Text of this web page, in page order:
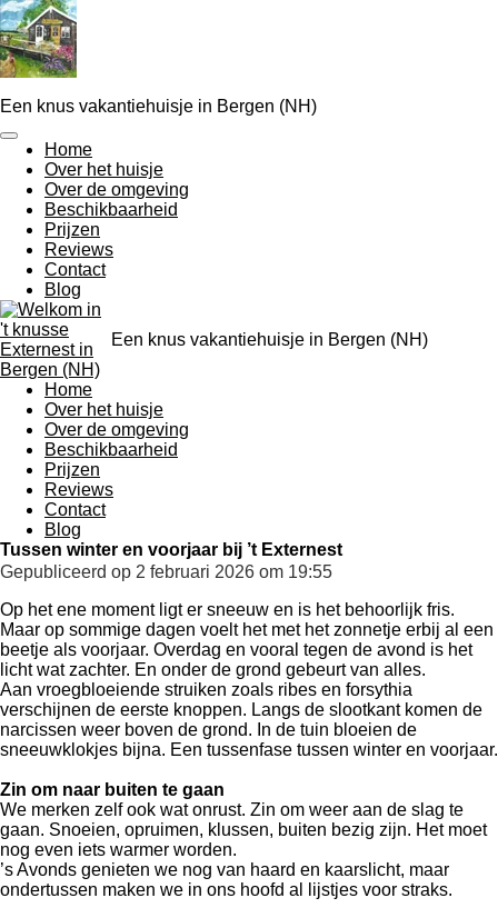
Ga
direct
naar
de
hoofdinhoud
Een knus vakantiehuisje in Bergen (NH)
Home
Over het huisje
Over de omgeving
Beschikbaarheid
Prijzen
Reviews
Contact
Blog
Een knus vakantiehuisje in Bergen (NH)
Home
Over het huisje
Over de omgeving
Beschikbaarheid
Prijzen
Reviews
Contact
Blog
Tussen winter en voorjaar bij ’t Externest
Gepubliceerd op 2 februari 2026 om 19:55
Op het ene moment ligt er sneeuw en is het behoorlijk fris.
Maar op sommige dagen voelt het met het zonnetje erbij al een
beetje als voorjaar. Overdag en vooral tegen de avond is het
licht wat zachter. En onder de grond gebeurt van alles.
Aan vroegbloeiende struiken zoals ribes en forsythia
verschijnen de eerste knoppen. Langs de slootkant komen de
narcissen weer boven de grond. In de tuin bloeien de
sneeuwklokjes bijna. Een tussenfase tussen winter en voorjaar.
Zin om naar buiten te gaan
We merken zelf ook wat onrust. Zin om weer aan de slag te
gaan. Snoeien, opruimen, klussen, buiten bezig zijn. Het moet
nog even iets warmer worden.
’s Avonds genieten we nog van haard en kaarslicht, maar
ondertussen maken we in ons hoofd al lijstjes voor straks.